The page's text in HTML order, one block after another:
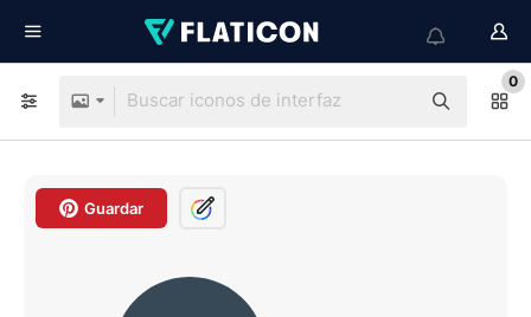
0
Guardar